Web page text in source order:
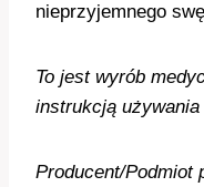
nieprzyjemnego
To jest wyrób
instrukcją
Producent/Podmiot